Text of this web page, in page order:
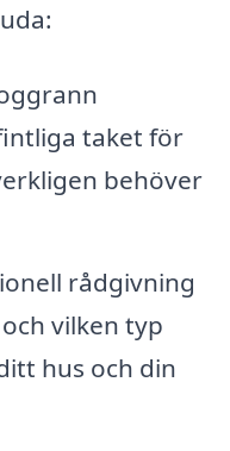
taket för
behöver
rådgivning
vilken typ
hus och din